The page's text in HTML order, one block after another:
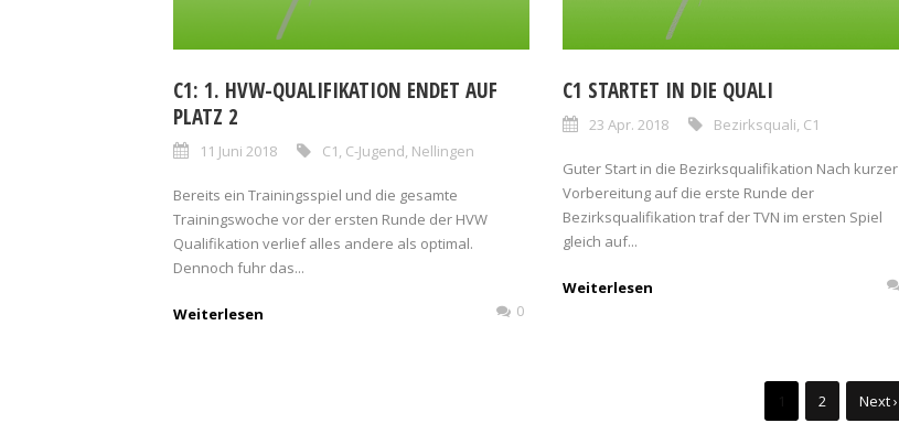
C1: 1. HVW-QUALIFIKATION ENDET AUF
PLATZ 2
11 Juni 2018 C1, C-Jugend, Nellingen
Bereits ein Trainingsspiel und die gesamte
Trainingswoche vor der ersten Runde der HVW
Qualifikation verlief alles andere als optimal.
Dennoch fuhr das...
Weiterlesen 0
C1 STARTET IN DIE QUALI
23 Apr. 2018 Bezirksquali, C1
Guter Start in die Bezirksqualifikation Nach kurzer
Vorbereitung auf die erste Runde der
Bezirksqualifikation traf der TVN im ersten Spiel
gleich auf...
Weiterlesen
2 Next ›